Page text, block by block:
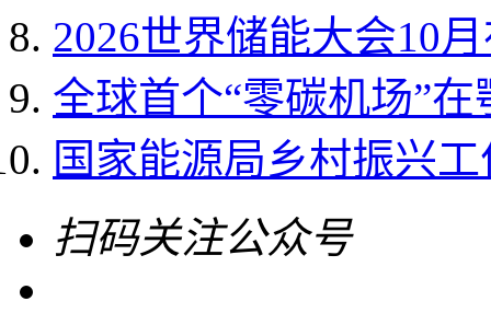
2026世界储能大会10
全球首个“零碳机场”
国家能源局乡村振兴
扫码关注公众号